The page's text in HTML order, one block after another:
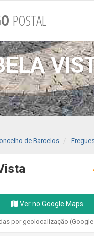
POSTAL
de Barcelos
Ver no Google Maps
por geolocalização